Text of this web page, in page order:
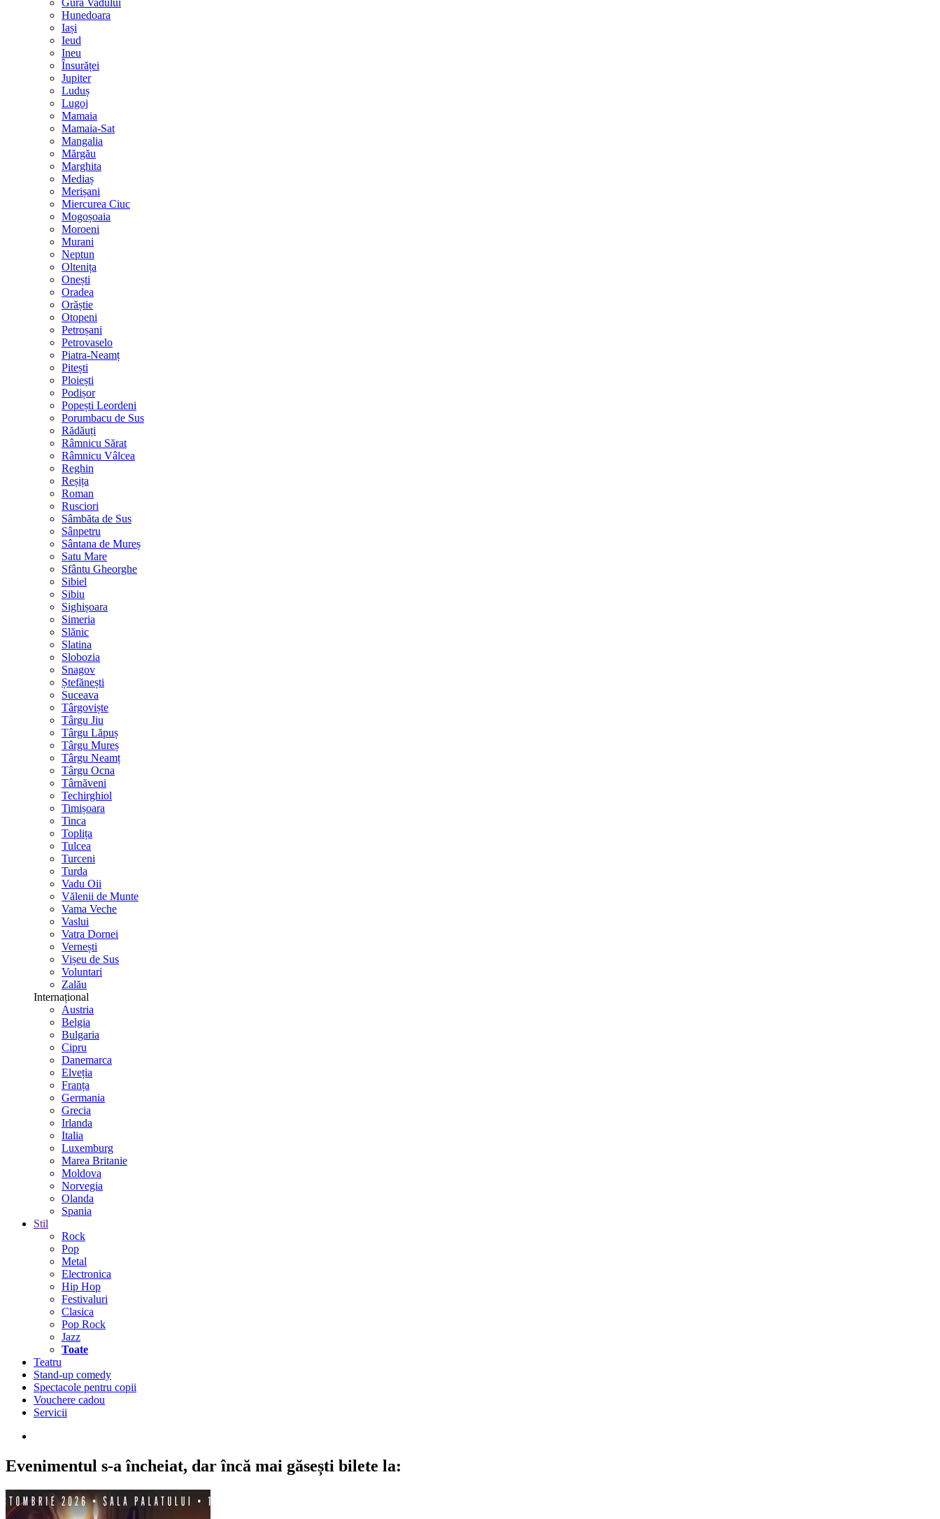
Gura Vadului
Hunedoara
Iași
Ieud
Ineu
Însurăței
Jupiter
Luduș
Lugoj
Mamaia
Mamaia-Sat
Mangalia
Mărgău
Marghita
Mediaș
Merișani
Miercurea Ciuc
Mogoșoaia
Moroeni
Murani
Neptun
Oltenița
Onești
Oradea
Orăștie
Otopeni
Petroșani
Petrovaselo
Piatra-Neamț
Pitești
Ploiești
Podișor
Popești Leordeni
Porumbacu de Sus
Rădăuți
Râmnicu Sărat
Râmnicu Vâlcea
Reghin
Reșița
Roman
Rusciori
Sâmbăta de Sus
Sânpetru
Sântana de Mureș
Satu Mare
Sfântu Gheorghe
Sibiel
Sibiu
Sighișoara
Simeria
Slănic
Slatina
Slobozia
Snagov
Ștefănești
Suceava
Târgoviște
Târgu Jiu
Târgu Lăpuș
Târgu Mureș
Târgu Neamț
Târgu Ocna
Târnăveni
Techirghiol
Timișoara
Tinca
Toplița
Tulcea
Turceni
Turda
Vadu Oii
Vălenii de Munte
Vama Veche
Vaslui
Vatra Dornei
Vernești
Vișeu de Sus
Voluntari
Zalău
Internațional
Austria
Belgia
Bulgaria
Cipru
Danemarca
Elveția
Franța
Germania
Grecia
Irlanda
Italia
Luxemburg
Marea Britanie
Moldova
Norvegia
Olanda
Spania
Stil
Rock
Pop
Metal
Electronica
Hip Hop
Festivaluri
Clasica
Pop Rock
Jazz
Toate
Teatru
Stand-up comedy
Spectacole pentru copii
Vouchere cadou
Servicii
Evenimentul s-a încheiat, dar încă mai găsești bilete la: